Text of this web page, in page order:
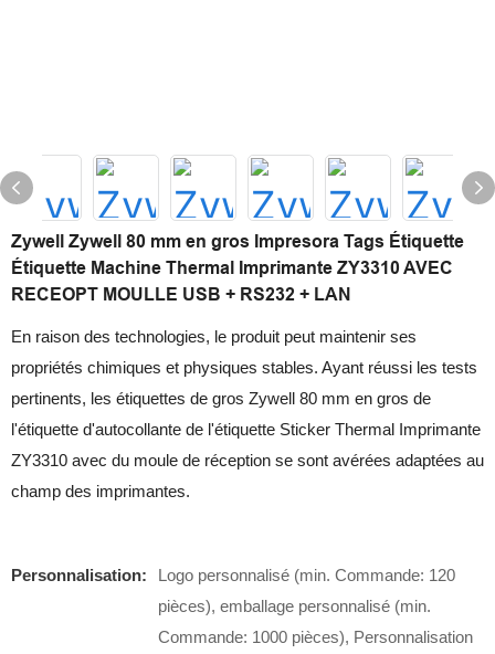
Zywell Zywell 80 mm en gros Impresora Tags Étiquette
Étiquette Machine Thermal Imprimante ZY3310 AVEC
RECEOPT MOULLE USB + RS232 + LAN
En raison des technologies, le produit peut maintenir ses
propriétés chimiques et physiques stables. Ayant réussi les tests
pertinents, les étiquettes de gros Zywell 80 mm en gros de
l'étiquette d'autocollante de l'étiquette Sticker Thermal Imprimante
ZY3310 avec du moule de réception se sont avérées adaptées au
champ des imprimantes.
Personnalisation:
Logo personnalisé (min. Commande: 120
pièces), emballage personnalisé (min.
Commande: 1000 pièces), Personnalisation